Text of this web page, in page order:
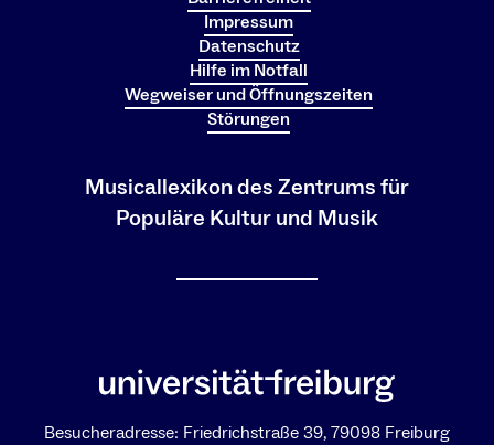
Impressum
Datenschutz
Hilfe im Notfall
Wegweiser und Öffnungszeiten
Störungen
Musicallexikon des Zentrums für
Populäre Kultur und Musik
Besucheradresse: Friedrichstraße 39, 79098 Freiburg